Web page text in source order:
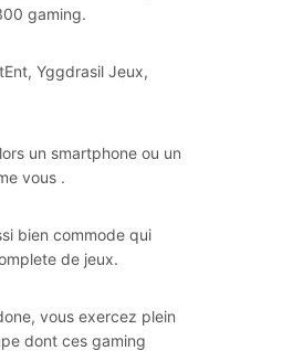
gaming.
Yggdrasil Jeux,
un smartphone ou un
vous .
bien commode qui
de jeux.
vous exercez plein
dont ces gaming